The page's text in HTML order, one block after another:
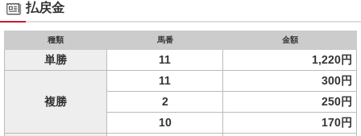
払戻金
種類 馬番 金額
単勝 11 1,220円
複勝
11
300円
2
250円
10
170円